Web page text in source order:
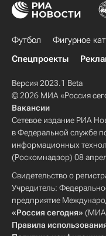
Футбол Фигурное
Спецпроекты
Версия 2023.1 Beta
© 2026 МИА «Россия
Вакансии
Сетевое издание РИА
в Федеральной службе
информационных
(Роскомнадзор) 08
Свидетельство о
Учредитель:
предприятие
«Россия сегодня» (МИА
Правила